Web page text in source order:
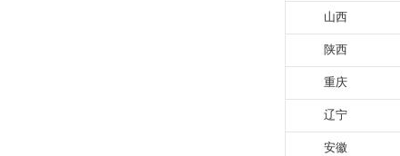
山西
陕西
重庆
辽宁
安徽